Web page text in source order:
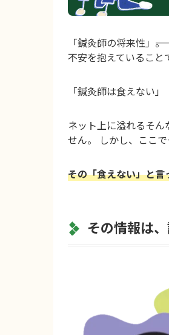
「鍼灸師の将来性」
不安を抱えていること
「鍼灸師は食えない
ネット上に溢れるそ
せん。 しかし、ここ
その「食えない」と
その情報は